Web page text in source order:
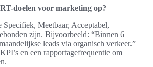
doelen voor marketing op?
Specifiek, Meetbaar, Acceptabel,
zijn. Bijvoorbeeld: “Binnen 6
leads via organisch verkeer.”
en een rapportagefrequentie om